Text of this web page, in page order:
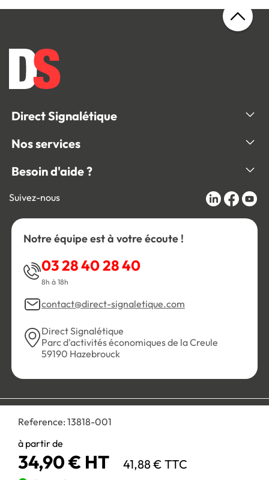
Reference: 13818-001
à partir de
34,90 € HT 41,88 € TTC
Direct Signalétique
Nos services
Besoin d'aide ?
Suivez-nous
Notre équipe est à votre écoute !
03 28 40 28 40
8h à 18h
contact@direct-signaletique.com
Direct Signalétique
Parc d'activités économiques de la Creule
59190 Hazebrouck
Personnaliser les cookies
Paiement 100% sécurisé :